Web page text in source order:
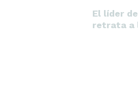
El líder
retrata a